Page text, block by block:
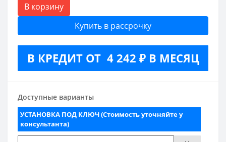
В корзину
Купить в рассрочку
В КРЕДИТ ОТ 4 242 ₽ В МЕСЯЦ
Доступные варианты
УСТАНОВКА ПОД КЛЮЧ (Стоимость уточняйте у
консультанта)